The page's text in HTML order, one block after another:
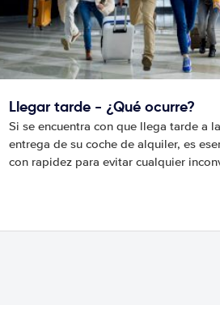
Llegar tarde - ¿Qué ocurre?
Si se encuentra con que llega tarde a
entrega de su coche de alquiler, es
con rapidez para evitar cualquier